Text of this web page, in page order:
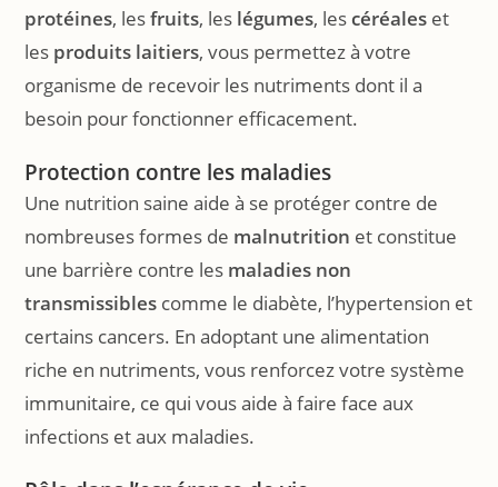
protéines, lesfruits, les légumes, lescéréales et
les produits laitiers, vous permettez à votre
organisme de recevoir les nutriments dont il a
besoin pour fonctionner efficacement.
Protection contre les maladies
Une nutrition saine aide à se protéger contre de
nombreuses formes de malnutrition et constitue
une barrière contre les maladies non
transmissibles comme le diabète, l’hypertension et
certains cancers. En adoptant une alimentation
riche en nutriments, vous renforcez votre système
immunitaire, ce qui vous aide à faire face aux
infections et aux maladies.